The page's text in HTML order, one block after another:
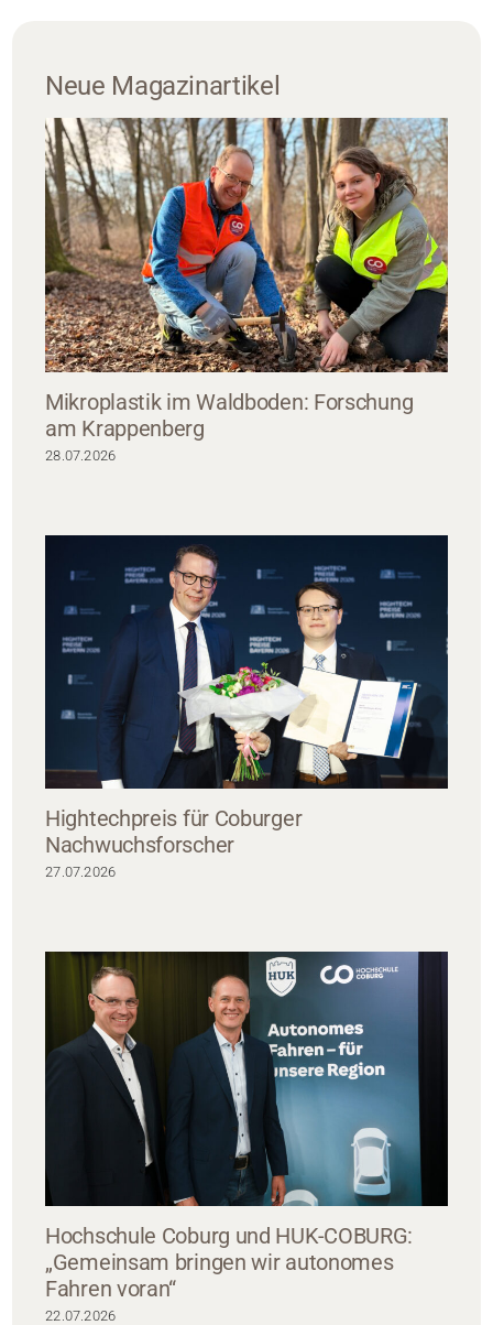
Neue Magazinartikel
Mikroplastik im Waldboden: Forschung
am Krappenberg
28.07.2026
Hightechpreis für Coburger
Nachwuchsforscher
27.07.2026
Hochschule Coburg und HUK-COBURG:
„Gemeinsam bringen wir autonomes
Fahren voran“
22.07.2026